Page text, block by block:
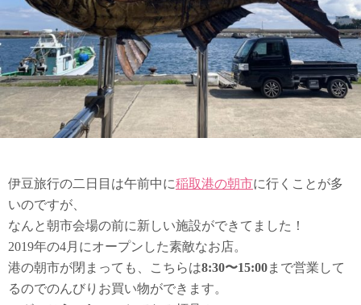
伊豆旅行の二日目は午前中に稲取港の朝市に行くことが多
いのですが、
なんと朝市会場の前に新しい施設ができてました！
2019年の4月にオープンした素敵なお店。
港の朝市が閉まっても、こちらは8:30〜15:00まで営業して
るのでのんびりお買い物ができます。